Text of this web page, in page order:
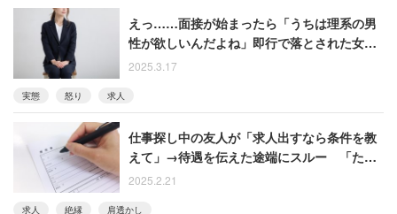
えっ……面接が始まったら「うちは理系の男
性が欲しいんだよね」即行で落とされた女性
の怒り
2025.3.17
実態 怒り 求人
仕事探し中の友人が「求人出すなら条件を教
えて」→待遇を伝えた途端にスルー 「ただ
の冷やかしだったのか」と絶縁した女性
2025.2.21
求人 絶縁 肩透かし